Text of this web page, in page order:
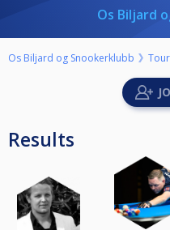
Os Biljard
Os Biljard og Snookerklubb
Results